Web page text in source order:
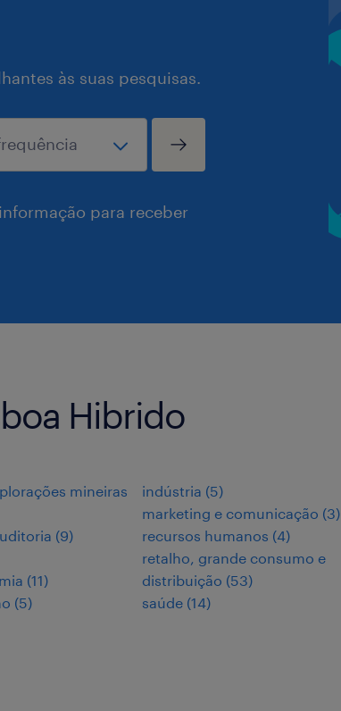
às suas pesquisas.
para receber
Hibrido
mineiras
(9)
(11)
(5)
indústria (5)
marketing e comunicação (3)
recursos humanos (4)
retalho, grande consumo e
distribuição (53)
saúde (14)